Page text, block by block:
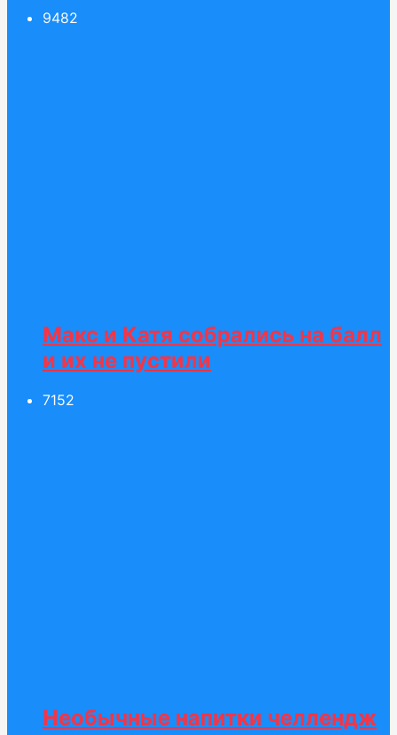
9482
Макс и Катя собрались на балл
и их не пустили
7152
Необычные напитки челлендж